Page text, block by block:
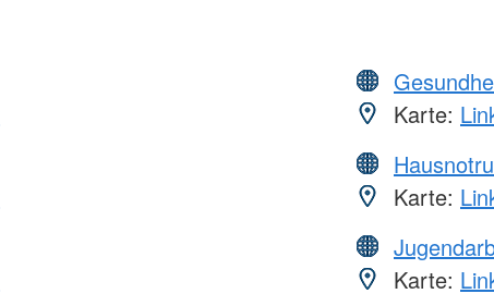
Karte:
Karte:
Karte: